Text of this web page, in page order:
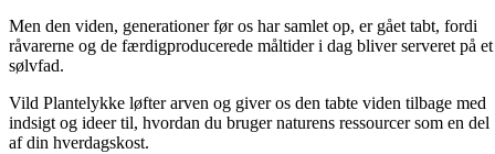
Men den viden, generationer før os har samlet op, er gået tabt, fordi
råvarerne og de færdigproducerede måltider i dag bliver serveret på et
sølvfad.
Vild Plantelykke løfter arven og giver os den tabte viden tilbage med
indsigt og ideer til, hvordan du bruger naturens ressourcer som en del
af din hverdagskost.